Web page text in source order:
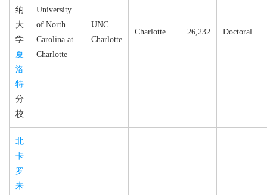
纳
大
学
夏
洛
特
分
校
University
of North
Carolina at
Charlotte
UNC
Charlotte
Charlotte 26,232 Doctoral
北
卡
罗
来